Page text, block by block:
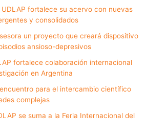
fortalece su acervo con nuevas
y consolidados
un proyecto que creará dispositivo
ansioso-depresivos
fortalece colaboración internacional
en Argentina
para el intercambio científico
complejas
se suma a la Feria Internacional del